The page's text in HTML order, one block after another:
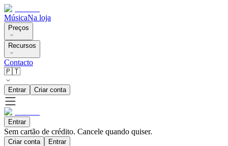
MúsicaNa loja
Preços
Recursos
Contacto
🇵🇹
Entrar Criar conta
Entrar
Sem cartão de crédito. Cancele quando quiser.
Criar conta Entrar